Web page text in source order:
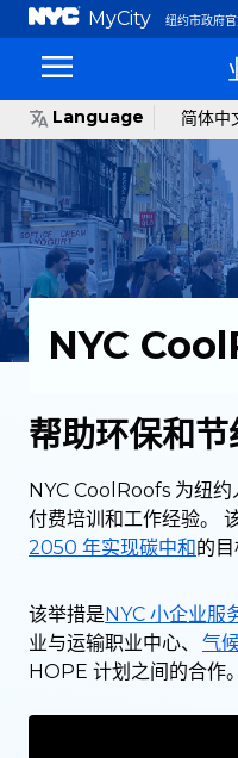
MyCity 纽约市政府
Language 简体中
NYC
帮助环保和
NYC CoolRoofs 为纽约
付费培训和工作经验。
2050 年实现碳中和的目
该举措是NYC 小企业服
业与运输职业中心、 气
HOPE 计划之间的合作。